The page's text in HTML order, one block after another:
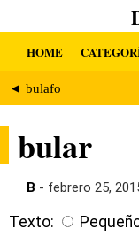
HOME
◄ bulafo
bular
B - febrero 25,
Texto: